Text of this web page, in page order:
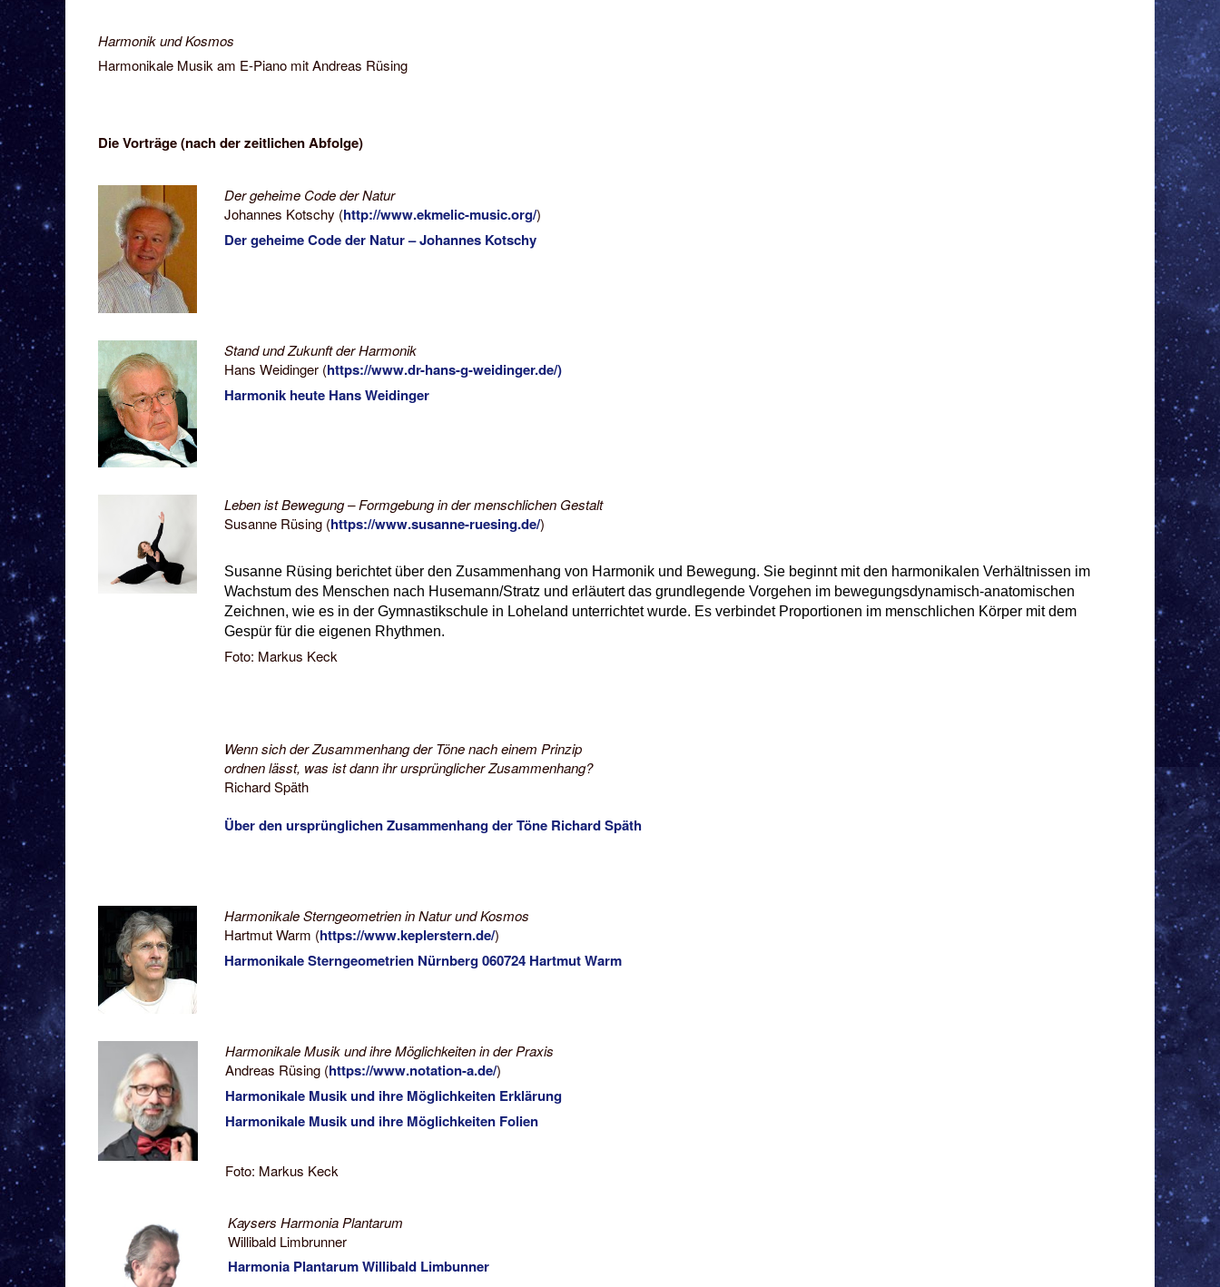
Harmonik und Kosmos
Harmonikale Musik am E-Piano mit Andreas Rüsing
Die Vorträge (nach der zeitlichen Abfolge)
Der geheime Code der Natur
Johannes Kotschy (http://www.ekmelic-music.org/)
Der geheime Code der Natur – Johannes Kotschy
Stand und Zukunft der Harmonik
Hans Weidinger (https://www.dr-hans-g-weidinger.de/)
Harmonik heute Hans Weidinger
Leben ist Bewegung – Formgebung in der menschlichen Gestalt
Susanne Rüsing (https://www.susanne-ruesing.de/)
Susanne Rüsing berichtet über den Zusammenhang von Harmonik und Bewegung. Sie beginnt mit den harmonikalen Verhältnissen im
Wachstum des Menschen nach Husemann/Stratz und erläutert das grundlegende Vorgehen im bewegungsdynamisch-anatomischen
Zeichnen, wie es in der Gymnastikschule in Loheland unterrichtet wurde. Es verbindet Proportionen im menschlichen Körper mit dem
Gespür für die eigenen Rhythmen.
Foto: Markus Keck
Wenn sich der Zusammenhang der Töne nach einem Prinzip
ordnen lässt, was ist dann ihr ursprünglicher Zusammenhang?
Richard Späth
Über den ursprünglichen Zusammenhang der Töne Richard Späth
Harmonikale Sterngeometrien in Natur und Kosmos
Hartmut Warm (https://www.keplerstern.de/)
Harmonikale Sterngeometrien Nürnberg 060724 Hartmut Warm
Harmonikale Musik und ihre Möglichkeiten in der Praxis
Andreas Rüsing (https://www.notation-a.de/)
Harmonikale Musik und ihre Möglichkeiten Erklärung
Harmonikale Musik und ihre Möglichkeiten Folien
Foto: Markus Keck
Kaysers Harmonia Plantarum
Willibald Limbrunner
Harmonia Plantarum Willibald Limbunner